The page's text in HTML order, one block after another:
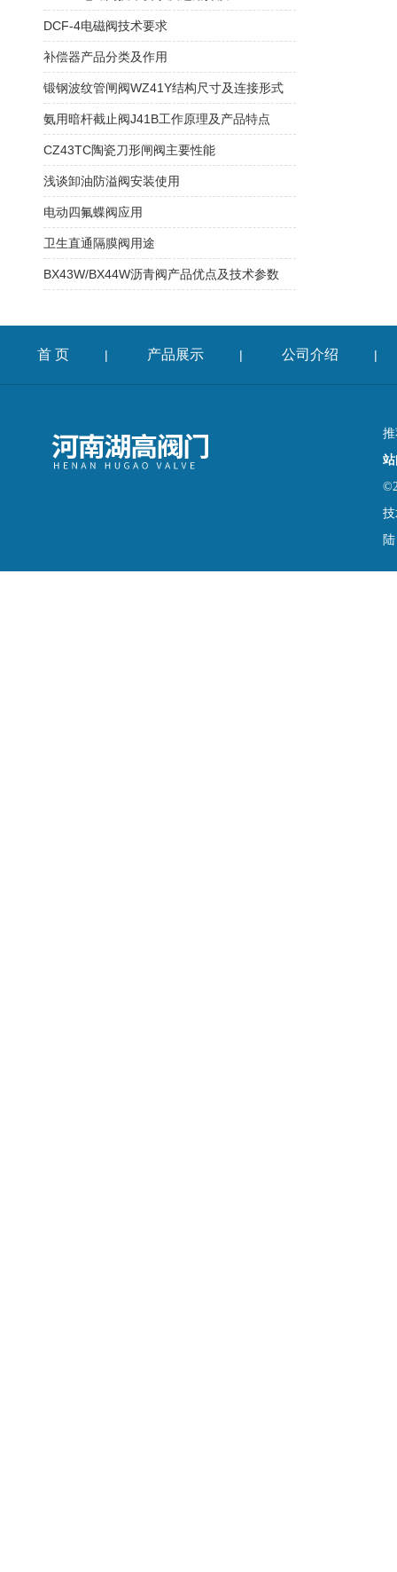
DCF-4电磁阀技术要求
补偿器产品分类及作用
锻钢波纹管闸阀WZ41Y结构尺寸及连接形式
氨用暗杆截止阀J41B工作原理及产品特点
CZ43TC陶瓷刀形闸阀主要性能
浅谈卸油防溢阀安装使用
​电动四氟蝶阀应用
卫生直通隔膜阀用途
BX43W/BX44W沥青阀产品优点及技术参数
首 页 | 产品展示 | 公司介绍 |
陆